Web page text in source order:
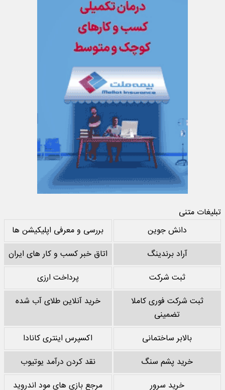
تبلیغات متنی
دانش جوین
بررسی و معرفی اپلیکیشن ها
آراد برندینگ
اتاق خبر کسب و کار های ایران
ثبت شرکت
پرداخت ارزی
ثبت شرکت فوری کاملا
تضمینی
خرید آنلاین طلای آب شده
بالابر ساختمانی
اکسپرس اینتری کانادا
خرید پشم سنگ
نقد کردن درآمد یوتیوب
خرید سرور
مرجع بازی های مود اندروید